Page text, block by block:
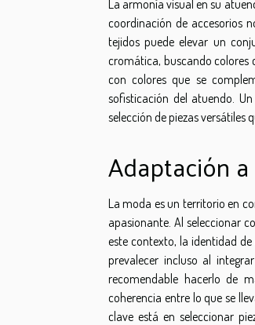
La armonía visual en su
coordinación de accesorios
tejidos puede elevar un
cromática, buscando colores
con colores que se
sofisticación del atuendo.
selección de piezas versátiles
Adaptación
La moda es un territorio en
apasionante. Al seleccionar
este contexto, la identidad
prevalecer incluso al
recomendable hacerlo de
coherencia entre lo que se
clave está en seleccionar